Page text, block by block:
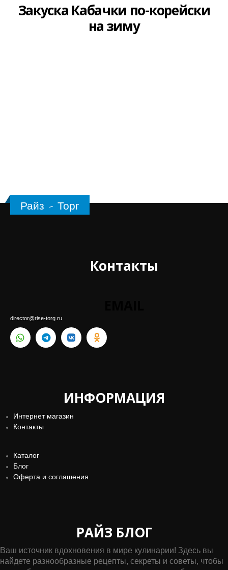
Закуска Кабачки по-корейски
на зиму
Райз - Торг
Контакты
director@rise-torg.ru
ИНФОРМАЦИЯ
Интернет магазин
Контакты
Каталог
Блог
Оферта и соглашения
РАЙЗ БЛОГ
Ваш источник вдохновения в мире кулинарии! Здесь вы
найдете разнообразные рецепты, секреты и советы, чтобы